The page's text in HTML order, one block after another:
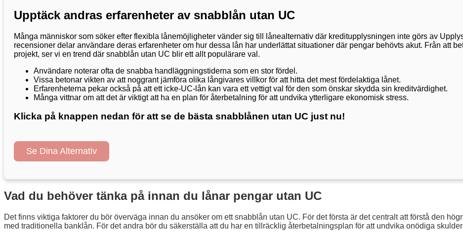
Upptäck andras erfarenheter av snabblån utan UC
Många människor som söker efter flexibla lånemöjligheter vänder sig till lånealternativ där kreditupplysningen inte görs av
recensioner delar användare deras erfarenheter om hur dessa lån har underlättat situationer där pengar behövts akut. Från att
projekt, ser vi en trend där snabblån utan UC blir ett allt populärare val.
Användare noterar ofta de snabba handläggningstiderna som en stor fördel.
Vissa betonar vikten av att noggrant jämföra olika långivares villkor för att hitta det mest fördelaktiga lånet.
Erfarenheterna pekar också på att ett icke-UC-lån kan vara ett vettigt val för den som önskar skydda sin kreditvärdighet.
Många vittnar om att det är viktigt att ha en plan för återbetalning för att undvika ytterligare ekonomisk stress.
Klicka på knappen nedan för att se de bästa snabblånen utan UC just nu!
Se Dina Alternativ
Vad du behöver tänka på innan du lånar pengar utan UC
Det finns viktiga faktorer du bör överväga innan du ansöker om ett snabblån utan UC. För det första är det centralt att förstå den
med traditionella banklån. För det andra bör du säkerställa att du har en tillräcklig återbetalningsplan för att undvika onödiga